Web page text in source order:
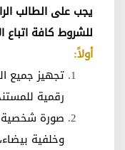
يجب على الطالب
للشروط كافة اتباع
أولاً:
تجهيز جميع
رقمية
صورة شخصية
وخلفية